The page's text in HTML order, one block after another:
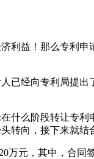
利益！那么专利
已经向专利局提出
什么阶段转让专利
转向，接下来就结
元，其中，合同